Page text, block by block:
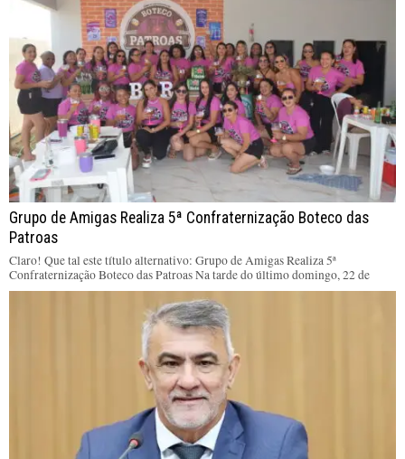
Grupo de Amigas Realiza 5ª Confraternização Boteco das
Patroas
Claro! Que tal este título alternativo: Grupo de Amigas Realiza 5ª
Confraternização Boteco das Patroas Na tarde do último domingo, 22 de